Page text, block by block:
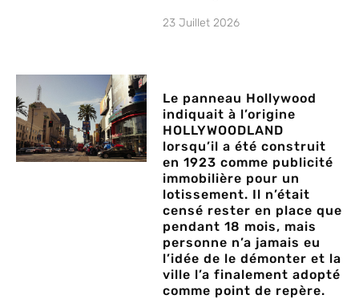
23 Juillet 2026
Le panneau Hollywood
indiquait à l’origine
HOLLYWOODLAND
lorsqu’il a été construit
en 1923 comme publicité
immobilière pour un
lotissement. Il n’était
censé rester en place que
pendant 18 mois, mais
personne n’a jamais eu
l’idée de le démonter et la
ville l’a finalement adopté
comme point de repère.